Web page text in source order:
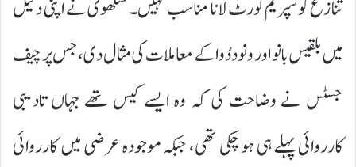
تنازع کو سپریم کورٹ لانا مناسب نہیں۔ سنگھوی نے اپنی دلیل
میں بلقیس بانو اور ونود دُوا کے معاملات کی مثال دی، جس پر چیف
جسٹس نے وضاحت کی کہ وہ ایسے کیس تھے جہاں تادیبی
کارروائی پہلے ہی ہو چکی تھی، جبکہ موجودہ عرضی میں کارروائی